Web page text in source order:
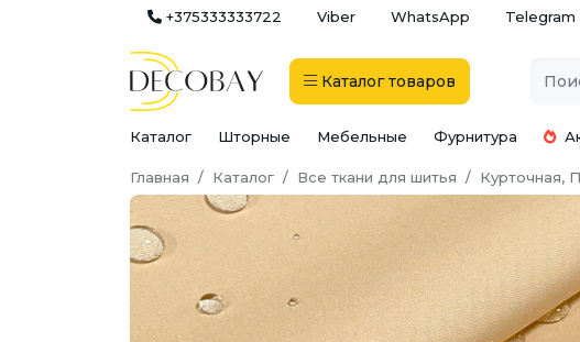
+375333333722 Viber WhatsApp Telegram
Каталог товаров
Каталог Шторные Мебельные Фурнитура
Главная Каталог Все ткани для шитья Курточная,